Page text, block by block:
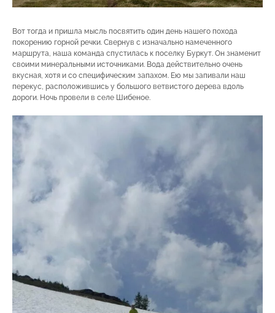
Вот тогда и пришла мысль посвятить один день нашего похода
покорению горной речки. Свернув с изначально намеченного
маршрута, наша команда спустилась к поселку Буркут. Он знаменит
своими минеральными источниками. Вода действительно очень
вкусная, хотя и со специфическим запахом. Ею мы запивали наш
перекус, расположившись у большого ветвистого дерева вдоль
дороги. Ночь провели в селе Шибеное.